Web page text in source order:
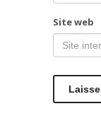
Site web